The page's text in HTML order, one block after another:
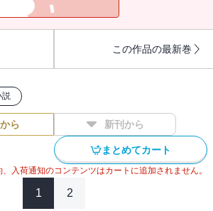
塗り替え続ける著者の人気シリーズ〈オー
この作品の最新巻
説
ら 新刊から
まとめてカート
入荷通知のコンテンツはカートに追加されません。
1 2